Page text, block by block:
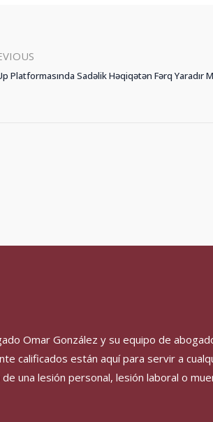
Platformasında Sadəlik Həqiqətən Fərq Yaradır
Omar González y su equipo de
calificados están aquí para servir a
una lesión personal, lesión laboral o